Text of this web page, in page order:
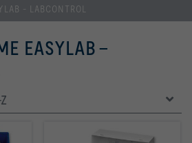
- LABCONTROL
EASYLAB -